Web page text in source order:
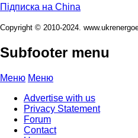
Підписка на China
Copyright © 2010-2024.
Subfooter menu
Меню Меню
Advertise with us
Privacy Statement
Forum
Contact